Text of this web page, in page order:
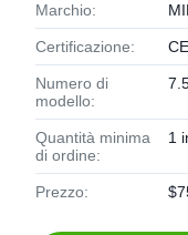
Marchio:
Certificazione: CE
Numero di
modello:
Quantità minima
di ordine:
1
Prezzo: